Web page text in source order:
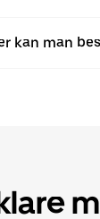
kan man